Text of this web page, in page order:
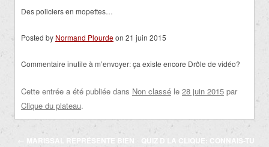
Des policiers en mopettes…
Posted by Normand Plourdeon 21 juin 2015
Commentaire inutile à m’envoyer: ça existe encore Drôle de vidéo?
Cette entrée a été publiée dans Non classé le 28 juin 2015 par
Clique du plateau.
Navigation
←
MARISSAL REPRÉSENTE BIEN
QUIZ D’LA CLIQUE: CONNAIS-TU